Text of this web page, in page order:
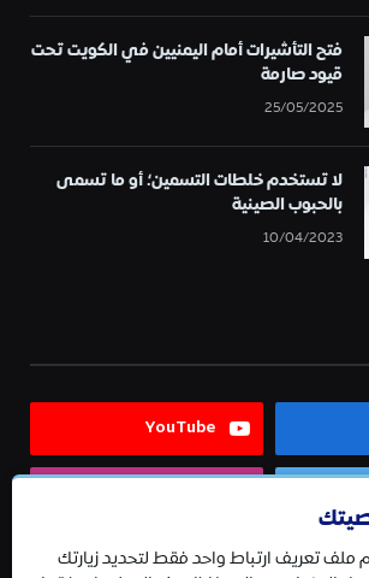
فتح التأشيرات أمام اليمنيين في الكويت تحت
قيود صارمة
25/05/2025
لا تستخدم خلطات التسمين؛ أو ما تسمى
بالحبوب الصينية
10/04/2023
YouTube
تعريف ارتباط واحد فقط لتحديد زيارتك